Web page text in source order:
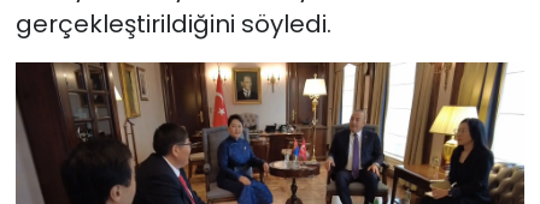
gerçekleştirildiğini söyledi.